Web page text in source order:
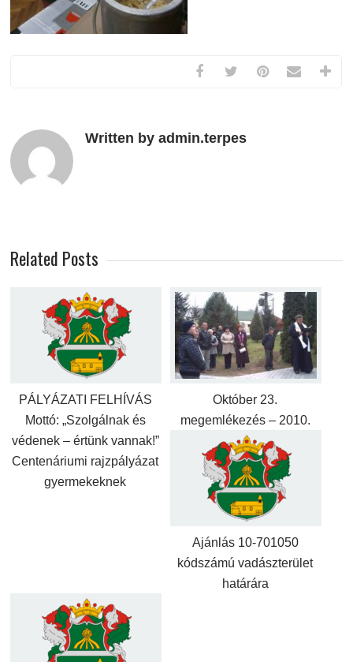
Written by admin.terpes
Related Posts
PÁLYÁZATI FELHÍVÁS
Mottó: „Szolgálnak és
védenek – értünk vannak!”
Centenáriumi rajzpályázat
gyermekeknek
Október 23.
megemlékezés – 2010.
Ajánlás 10-701050
kódszámú vadászterület
határára